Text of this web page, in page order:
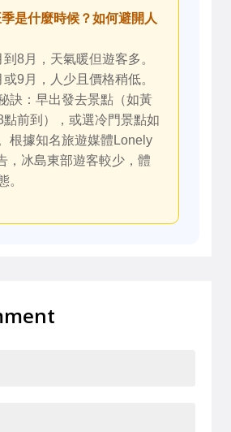
是什麼時候？如何避開人
8月，天氣暖但遊客多。
9月，人少且價格稍低。
訣：早出發去景點（如黃
點前到），或選冷門景點如
根據知名旅遊媒體Lonely
，冰島東部遊客較少，體
。